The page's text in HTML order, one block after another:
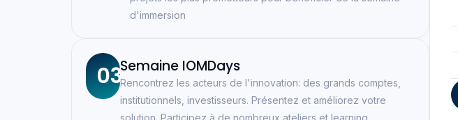
d'immersion
03Semaine IOMDays
Rencontrez les acteurs de l'innovation: des grands comptes,
institutionnels, investisseurs. Présentez et améliorez votre
solution. Participez à de nombreux ateliers et learning